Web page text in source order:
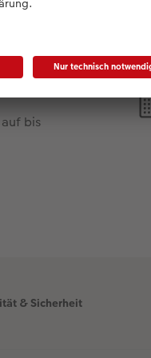
bis
& Sicherheit